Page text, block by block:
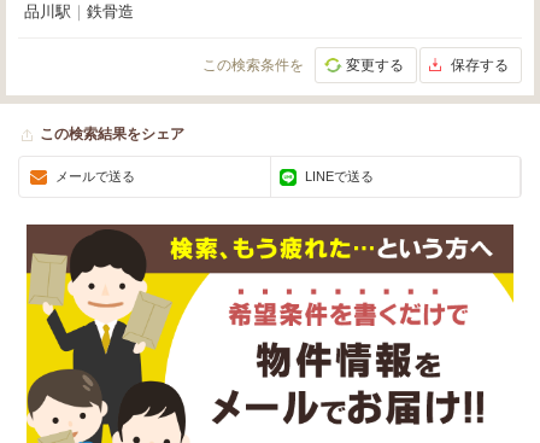
品川駅 鉄骨造
この検索条件を 変更する 保存する
この検索結果をシェア
メールで送る LINEで送る